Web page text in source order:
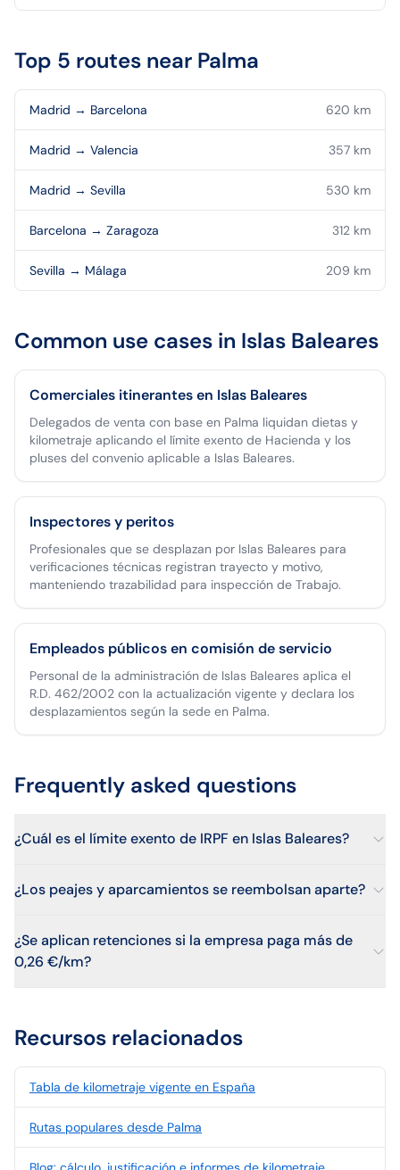
Top 5 routes near Palma
Madrid → Barcelona 620 km
Madrid → Valencia 357 km
Madrid → Sevilla 530 km
Barcelona → Zaragoza 312 km
Sevilla → Málaga 209 km
Common use cases in Islas Baleares
Comerciales itinerantes en Islas Baleares
Delegados de venta con base en Palma liquidan dietas y
kilometraje aplicando el límite exento de Hacienda y los
pluses del convenio aplicable a Islas Baleares.
Inspectores y peritos
Profesionales que se desplazan por Islas Baleares para
verificaciones técnicas registran trayecto y motivo,
manteniendo trazabilidad para inspección de Trabajo.
Empleados públicos en comisión de servicio
Personal de la administración de Islas Baleares aplica el
R.D. 462/2002 con la actualización vigente y declara los
desplazamientos según la sede en Palma.
Frequently asked questions
¿Cuál es el límite exento de IRPF en Islas Baleares?
¿Los peajes y aparcamientos se reembolsan aparte?
¿Se aplican retenciones si la empresa paga más de
0,26 €/km?
Recursos relacionados
Tabla de kilometraje vigente en España
Rutas populares desde Palma